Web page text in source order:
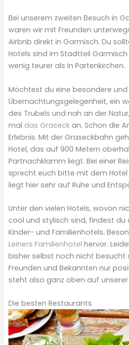
Bei unserem zweiten Besuch in
waren wir mit Freunden
Airbnb direkt in Garmisch. Du
Hotels sind im Stadtteil Garmisch
wenig teurer als in Partenkirchen.
Möchtest du eine besondere und
Übernachtungsgelegenheit, ein
des Trubels und nah an der
mal das Graseck an. Schon die
Erlebnis. Mit der Graseckbahn
Hotel, das auf 900 Metern
Partnachklamm liegt. Bei einer
sprecht euch bitte mit dem Hotel
liegt hier sehr auf Ruhe und
Unter den vielen Hotels, wovon
cool und stylisch sind, findest du
Kinder- und Familienhotels.
Leiners Familienhotel hervor.
bisher selbst noch nicht besucht
Freunden und Bekannten nur
steht also ganz oben auf unserer
Die besten Restaurants